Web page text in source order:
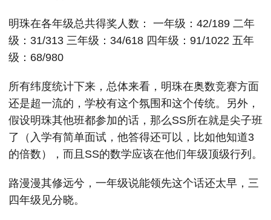
明珠在各年级总共得奖人数： 一年级：42/189 二年
级：31/313 三年级：34/618 四年级：91/1022 五年
级：68/980
所有纬度统计下来，总体来看，明珠在奥数竞赛方面
还是超一流的，学校有这个氛围和这个传统。另外，
假设明珠其他班都参加的话，那么SS所在就是尖子班
了（入学有简单面试，他答得还可以，比如他知道3
的倍数），而且SS的数学应该在他们年级顶级行列。
路漫漫其修远兮，一年级说能领先这个话还太早，三
四年级见分晓。